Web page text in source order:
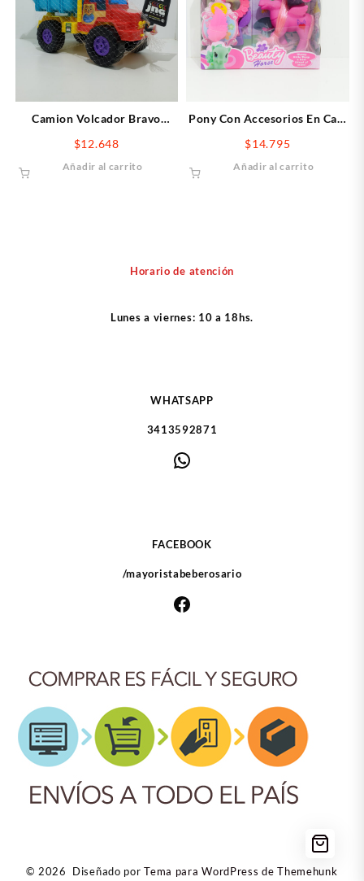
Camion Volcador Bravo
$12.648
Añadir al carrito
Pony Con Accesorios En Caja
$14.795
Añadir al carrito
Horario de atención
Lunes a viernes: 10 a 18hs.
WHATSAPP
3413592871
WhatsApp
FACEBOOK
/mayoristabeberosario
Facebook
© 2026 Diseñado por Tema para WordPress de Themehunk